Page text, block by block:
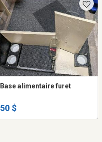
Base alimentaire furet
50 $